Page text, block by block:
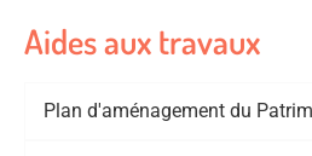
Aides aux travaux
Plan d'aménagement du